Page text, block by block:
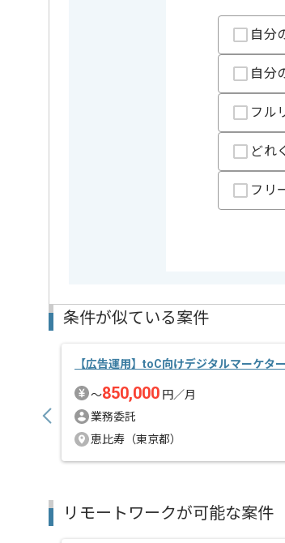
レバテックでの実績がある企業の案件
WEBマーケターの経験を活かすことが
複数案件を保有している企業ですので、
ご経験と実績に応じて別案件のご提案
新しいアイディアや技術を積極的に導
経験豊富なマーケターと成長が出来る
スキルアップされたい方、長期的に参
自分
自分
フル
どれ
フリ
条件が似ている案件
【広告運用】toC向けデジタルマーケタ
〜850,000 円／月
業務委託
恵比寿（東京都）
リモートワークが可能な案件